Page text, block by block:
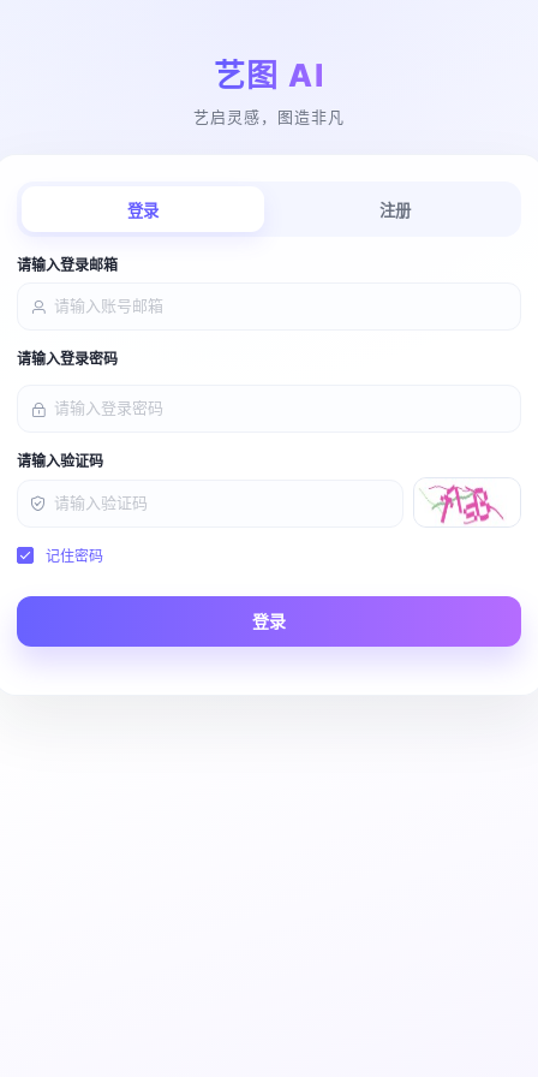
艺图 AI
艺启灵感，图造非凡
登录 注册
请输入登录邮箱
请输入登录密码
请输入验证码
记住密码
登录